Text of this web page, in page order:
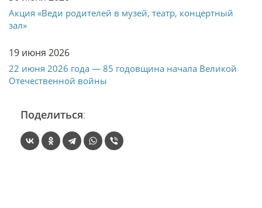
Акция «Веди родителей в музей, театр, концертный
зал»
19 июня 2026
22 июня 2026 года — 85 годовщина начала Великой
Отечественной войны
Поделиться: